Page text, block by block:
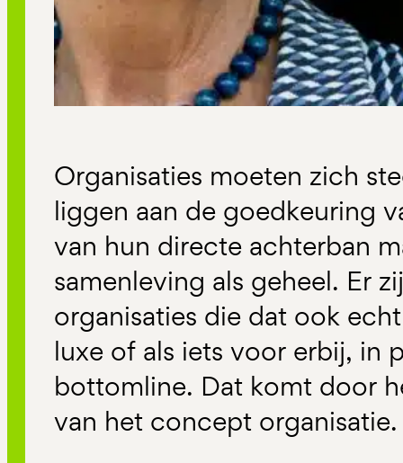
Organisaties moeten zich
liggen aan de goedkeuring
van hun directe achterban
samenleving als geheel. Er
organisaties die dat ook
luxe of als iets voor erbij, in
bottomline. Dat komt door
van het concept organisatie.